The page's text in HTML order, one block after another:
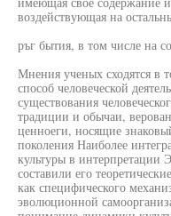
воздействующая на
ръг бытия, в том числе на
Мнения ученых сходятся в
способ человеческой
существования
традиции и обычаи,
ценноеги, носящие
поколения Наиболее
культуры в
составили его
как специфического
эволюционной